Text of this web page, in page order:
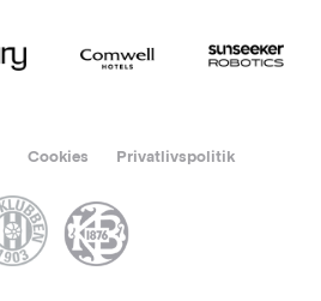
Cookies Privatlivspolitik